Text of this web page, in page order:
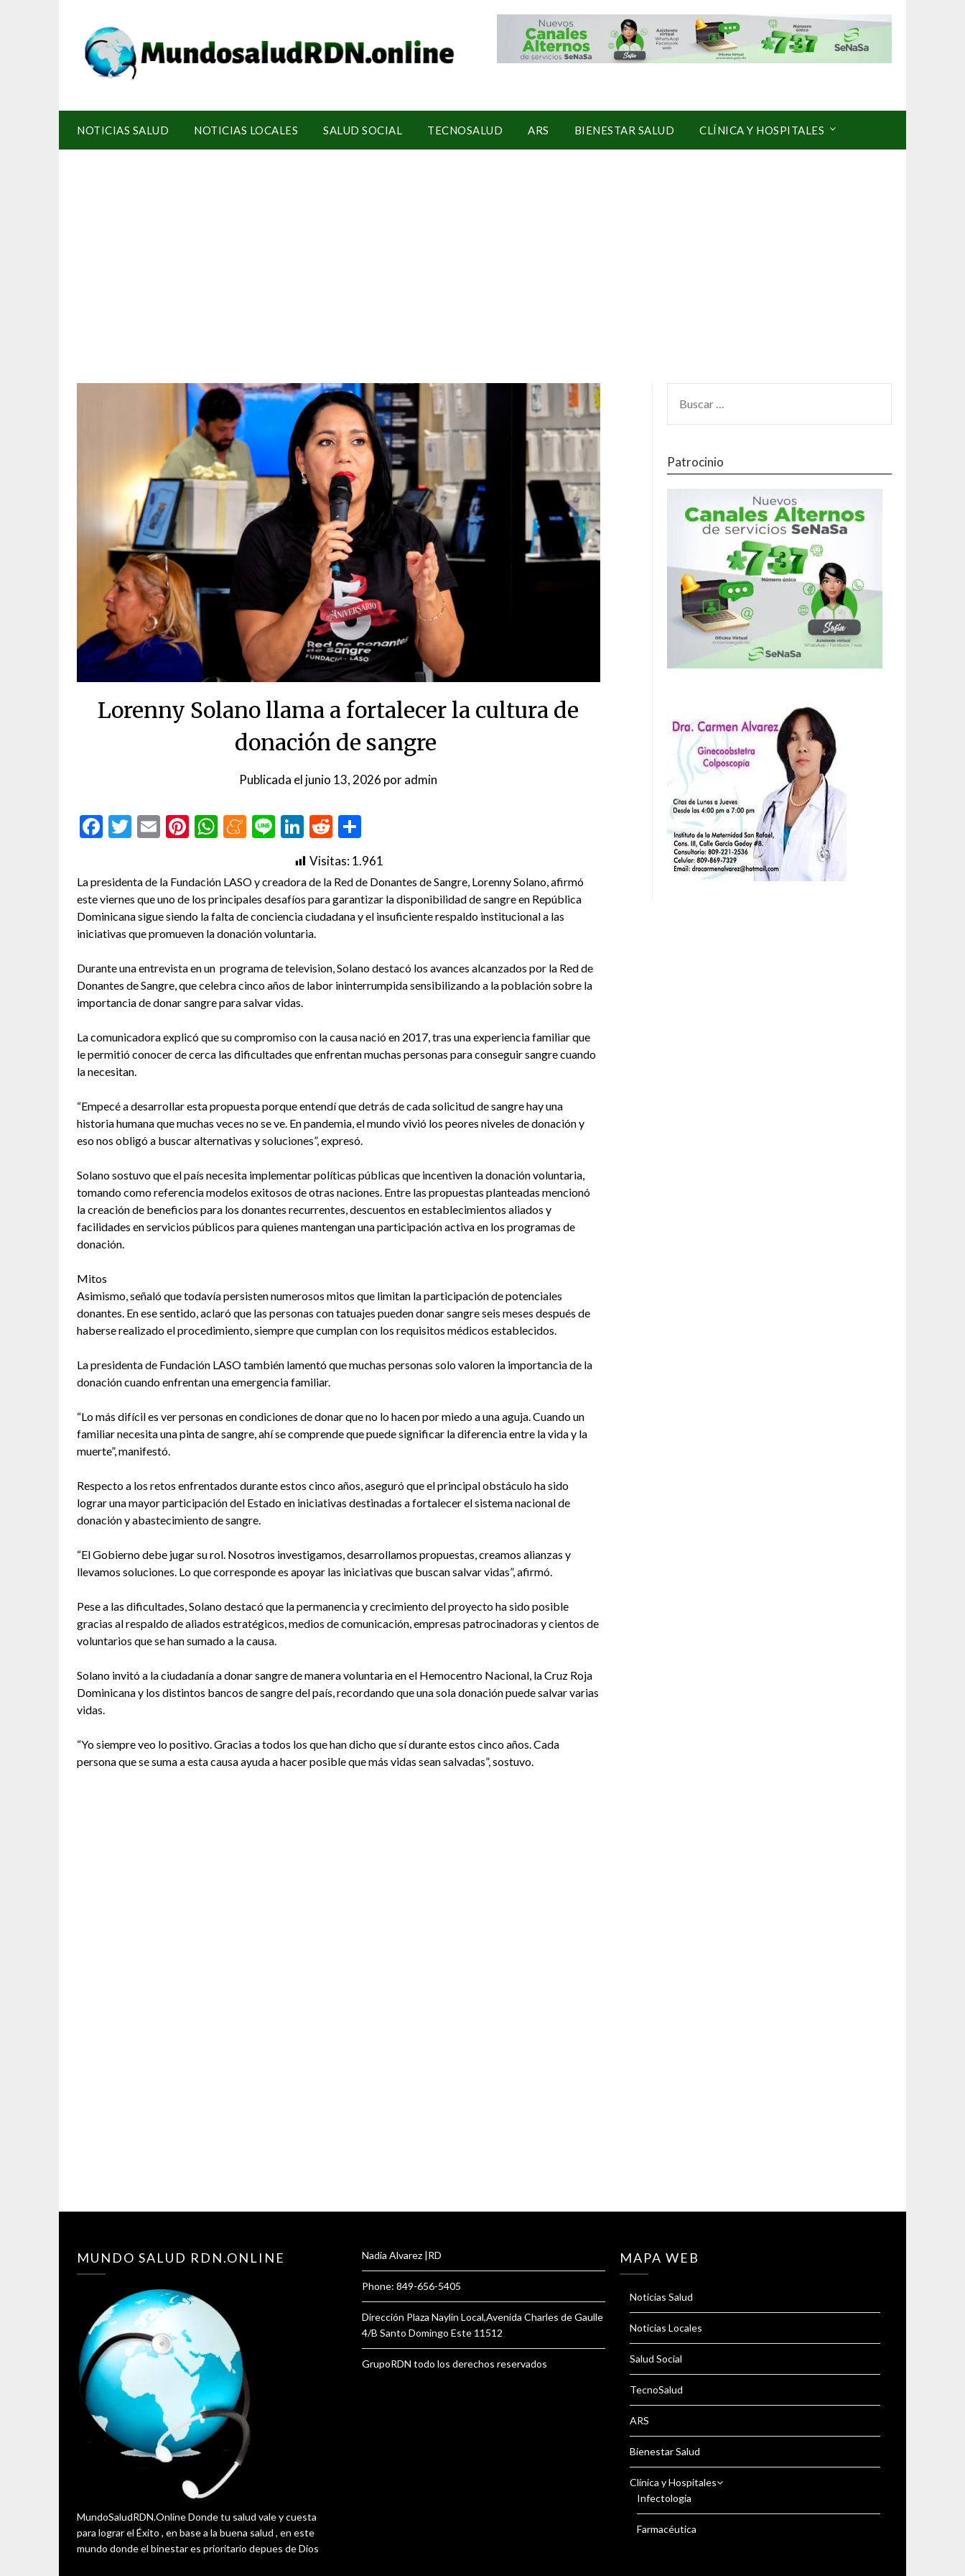
NOTICIAS SALUD NOTICIAS LOCALES SALUD SOCIAL TECNOSALUD ARS BIENESTAR SALUD CLÍNICA Y HOSPITALES
Lorenny Solano llama a fortalecer la cultura de
donación de sangre
Publicada el junio 13, 2026 poradmin
Facebook
Twitter
EmailPinterest
WhatsApp
Meneame
LineLinkedIn
Reddit
Visitas:1.961
La presidenta de la Fundación LASO y creadora de la Red de Donantes de Sangre, Lorenny Solano, afirmó
este viernes que uno de los principales desafíos para garantizar la disponibilidad de sangre en República
Dominicana sigue siendo la falta de conciencia ciudadana y el insuficiente respaldo institucional a las
iniciativas que promueven la donación voluntaria.
Durante una entrevista en un programa de television, Solano destacó los avances alcanzados por la Red de
Donantes de Sangre, que celebra cinco años de labor ininterrumpida sensibilizando a la población sobre la
importancia de donar sangre para salvar vidas.
La comunicadora explicó que su compromiso con la causa nació en 2017, tras una experiencia familiar que
le permitió conocer de cerca las dificultades que enfrentan muchas personas para conseguir sangre cuando
la necesitan.
“Empecé a desarrollar esta propuesta porque entendí que detrás de cada solicitud de sangre hay una
historia humana que muchas veces no se ve. En pandemia, el mundo vivió los peores niveles de donación y
eso nos obligó a buscar alternativas y soluciones”, expresó.
Solano sostuvo que el país necesita implementar políticas públicas que incentiven la donación voluntaria,
tomando como referencia modelos exitosos de otras naciones. Entre las propuestas planteadas mencionó
la creación de beneficios para los donantes recurrentes, descuentos en establecimientos aliados y
facilidades en servicios públicos para quienes mantengan una participación activa en los programas de
donación.
Mitos
Asimismo, señaló que todavía persisten numerosos mitos que limitan la participación de potenciales
donantes. En ese sentido, aclaró que las personas con tatuajes pueden donar sangre seis meses después de
haberse realizado el procedimiento, siempre que cumplan con los requisitos médicos establecidos.
La presidenta de Fundación LASO también lamentó que muchas personas solo valoren la importancia de la
donación cuando enfrentan una emergencia familiar.
“Lo más difícil es ver personas en condiciones de donar que no lo hacen por miedo a una aguja. Cuando un
familiar necesita una pinta de sangre, ahí se comprende que puede significar la diferencia entre la vida y la
muerte”, manifestó.
Respecto a los retos enfrentados durante estos cinco años, aseguró que el principal obstáculo ha sido
lograr una mayor participación del Estado en iniciativas destinadas a fortalecer el sistema nacional de
donación y abastecimiento de sangre.
“El Gobierno debe jugar su rol. Nosotros investigamos, desarrollamos propuestas, creamos alianzas y
llevamos soluciones. Lo que corresponde es apoyar las iniciativas que buscan salvar vidas”, afirmó.
Pese a las dificultades, Solano destacó que la permanencia y crecimiento del proyecto ha sido posible
gracias al respaldo de aliados estratégicos, medios de comunicación, empresas patrocinadoras y cientos de
voluntarios que se han sumado a la causa.
Solano invitó a la ciudadanía a donar sangre de manera voluntaria en el Hemocentro Nacional, la Cruz Roja
Dominicana y los distintos bancos de sangre del país, recordando que una sola donación puede salvar varias
vidas.
“Yo siempre veo lo positivo. Gracias a todos los que han dicho que sí durante estos cinco años. Cada
persona que se suma a esta causa ayuda a hacer posible que más vidas sean salvadas”, sostuvo.
Patrocinio
MUNDO SALUD RDN.ONLINE
MundoSaludRDN.Online Donde tu salud vale y cuesta
para lograr el Éxito , en base a la buena salud , en este
mundo donde el binestar es prioritario depues de Dios
Nadia Alvarez |RD
Phone: 849-656-5405
Dirección Plaza Naylin Local,Avenida Charles de Gaulle
4/B Santo Domingo Este 11512
GrupoRDN todo los derechos reservados
MAPA WEB
Noticias Salud
Noticias Locales
Salud Social
TecnoSalud
ARS
Bienestar Salud
Clínica y Hospitales
Infectología
Farmacéutica